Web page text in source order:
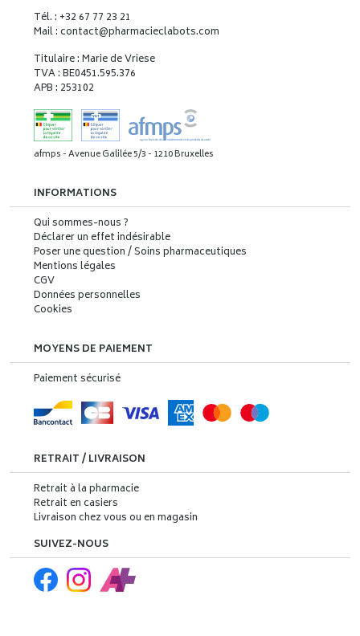
Tél. : +32 67 77 23 21
Mail : contact@pharmacieclabots.com
Titulaire : Marie de Vriese
TVA : BE0451.595.376
APB : 253102
afmps - Avenue Galilée 5/3 - 1210 Bruxelles
INFORMATIONS
Qui sommes-nous ?
Déclarer un effet indésirable
Poser une question / Soins pharmaceutiques
Mentions légales
CGV
Données personnelles
Cookies
MOYENS DE PAIEMENT
Paiement sécurisé
RETRAIT / LIVRAISON
Retrait à la pharmacie
Retrait en casiers
Livraison chez vous ou en magasin
SUIVEZ-NOUS